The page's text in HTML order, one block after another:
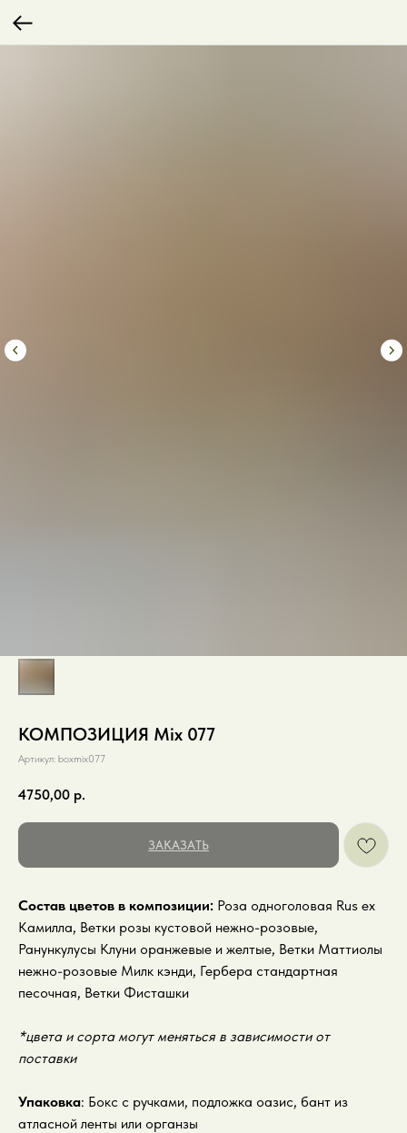
КОМПОЗИЦИЯ Mix 077
Артикул: boxmix077
4750,00 р.
ЗАКАЗАТЬ
Состав цветов в композиции: Роза одноголовая Rus ex
Камилла, Ветки розы кустовой нежно-розовые,
Ранункулусы Клуни оранжевые и желтые, Ветки Маттиолы
нежно-розовые Милк кэнди, Гербера стандартная
песочная, Ветки Фисташки
*цвета и сорта могут меняться в зависимости от
поставки
Упаковка: Бокс с ручками, подложка оазис, бант из
атласной ленты или органзы